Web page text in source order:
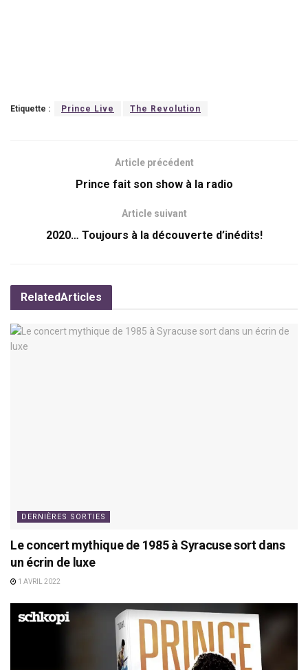
Etiquette : Prince Live The Revolution
Article précédent
Prince fait son show à la radio
Article suivant
2020… Toujours à la découverte d’inédits!
RelatedArticles
DERNIÈRES SORTIES
Le concert mythique de 1985 à Syracuse sort dans
un écrin de luxe
1 AVRIL 2022